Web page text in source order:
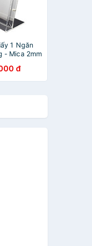
1 Ngăn
- Mica 2mm
đ